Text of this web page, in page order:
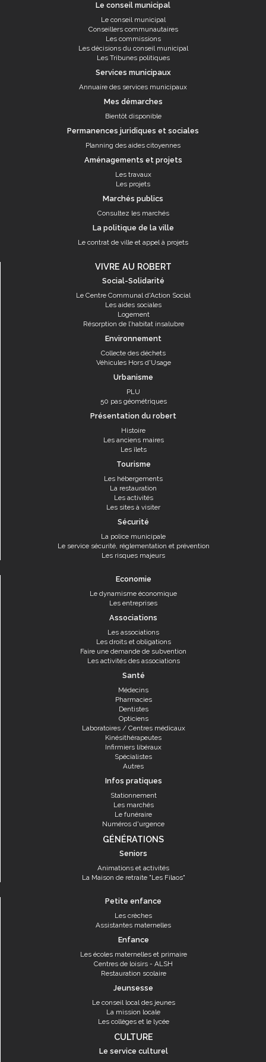
Le conseil municipal
Le conseil municipal
Conseillers communautaires
Les commissions
Les décisions du conseil municipal
Les Tribunes politiques
Services municipaux
Annuaire des services municipaux
Mes démarches
Bientôt disponible
Permanences juridiques et sociales
Planning des aides citoyennes
Aménagements et projets
Les travaux
Les projets
Marchés publics
Consultez les marchés
La politique de la ville
Le contrat de ville et appel à projets
VIVRE AU ROBERT
Social-Solidarité
Le Centre Communal d'Action Social
Les aides sociales
Logement
Résorption de l’habitat insalubre
Environnement
Collecte des déchets
Véhicules Hors d'Usage
Urbanisme
PLU
50 pas géométriques
Présentation du robert
Histoire
Les anciens maires
Les îlets
Tourisme
Les hébergements
La restauration
Les activités
Les sites à visiter
Sécurité
La police municipale
Le service sécurité, réglementation et prévention
Les risques majeurs
Economie
Le dynamisme économique
Les entreprises
Associations
Les associations
Les droits et obligations
Faire une demande de subvention
Les activités des associations
Santé
Médecins
Pharmacies
Dentistes
Opticiens
Laboratoires / Centres médicaux
Kinésithérapeutes
Infirmiers libéraux
Spécialistes
Autres
Infos pratiques
Stationnement
Les marchés
Le funéraire
Numéros d'urgence
GÉNÉRATIONS
Seniors
Animations et activités
La Maison de retraite "Les Filaos"
Petite enfance
Les crèches
Assistantes maternelles
Enfance
Les écoles maternelles et primaire
Centres de loisirs - ALSH
Restauration scolaire
Jeunsesse
Le conseil local des jeunes
La mission locale
Les collèges et le lycée
CULTURE
Le service culturel